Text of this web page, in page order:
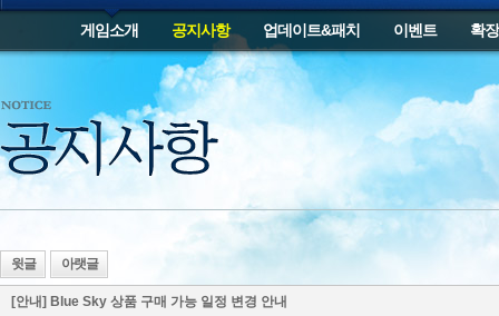
게임소개 공지사항 업데이트&패치 이벤트 확
윗글 아랫글
[안내] Blue Sky 상품 구매 가능 일정 변경 안내